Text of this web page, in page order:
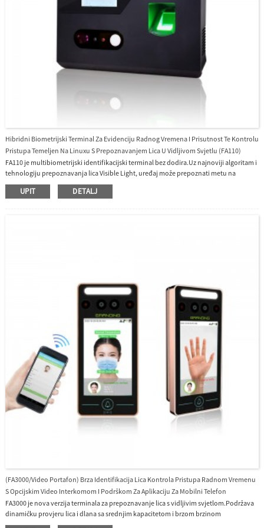
Hibridni Biometrijski Terminal Za Evidenciju Radnog Vremena I Prisutnost Te Kontrolu
Pristupa Temeljen Na Linuxu S Prepoznavanjem Lica U Vidljivom Svjetlu (FA110)
FA110 je multibiometrijski identifikacijski terminal bez dodira.Uz najnoviji algoritam i
tehnologiju prepoznavanja lica Visible Light, uređaj može prepoznati metu na
udaljenosti od 30 cm do 50 cm.Automatski će raditi kada otkrije ljudsko lice na
udaljenosti otkrivanja kako bi pružio bolju kvalitetu prepoznavanja u smislu brzine i
UPIT DETALJ
(FA3000/Video Portafon) Brza Identifikacija Lica Kontrola Pristupa Radnom Vremenu
S Opcijskim Video Interkomom I Podrškom Za Aplikaciju Za Mobilni Telefon
FA3000 je nova verzija terminala za prepoznavanje lica s vidljivim svjetlom.Podržava
dinamičku provjeru lica i dlana sa srednjim kapacitetom i brzom brzinom
prepoznavanja lica, kao i poboljšava sigurnosne performanse u svim